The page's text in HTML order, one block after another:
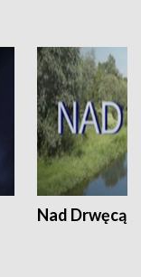
Nad Drwęcą